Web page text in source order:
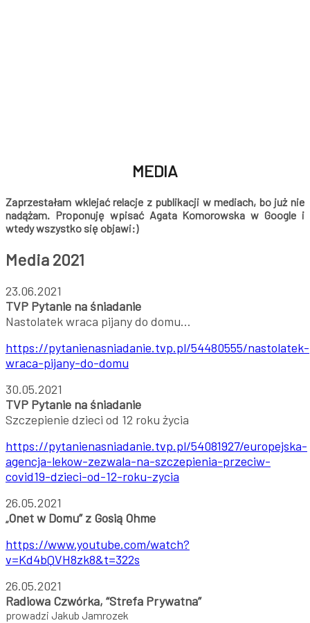
MEDIA
Zaprzestałam wklejać relacje z publikacji w mediach, bo już nie
nadążam. Proponuję wpisać Agata Komorowska w Google i
wtedy wszystko się objawi:)
Media 2021
23.06.2021
TVP Pytanie na śniadanie
Nastolatek wraca pijany do domu…
https://pytanienasniadanie.tvp.pl/54480555/nastolatek-
wraca-pijany-do-domu
30.05.2021
TVP Pytanie na śniadanie
Szczepienie dzieci od 12 roku życia
https://pytanienasniadanie.tvp.pl/54081927/europejska-
agencja-lekow-zezwala-na-szczepienia-przeciw-
covid19-dzieci-od-12-roku-zycia
26.05.2021
„Onet w Domu” z Gosią Ohme ⠀
https://www.youtube.com/watch?
v=Kd4bQVH8zk8&t=322s
26.05.2021
Radiowa Czwórka, “Strefa Prywatna”
prowadzi Jakub Jamrozek